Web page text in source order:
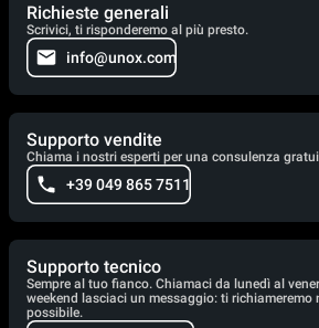
Richieste generali
Scrivici, ti risponderemo al più presto.
info@unox.com
Supporto vendite
Chiama i nostri esperti per una consulenza
+39 049 865 7511
Supporto tecnico
Sempre al tuo fianco. Chiamaci da lunedì al
weekend lasciaci un messaggio: ti richiameremo
possibile.